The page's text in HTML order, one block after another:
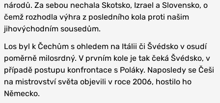
národů. Za sebou nechala Skotsko, Izrael a Slovensko, o
čemž rozhodla výhra z posledního kola proti našim
jihovýchodním sousedům.
Los byl k Čechům s ohledem na Itálii či Švédsko v osudí
poměrně milosrdný. V prvním kole je tak čeká Švédsko, v
případě postupu konfrontace s Poláky. Naposledy se Češi
na mistrovství světa objevili v roce 2006, hostilo ho
Německo.